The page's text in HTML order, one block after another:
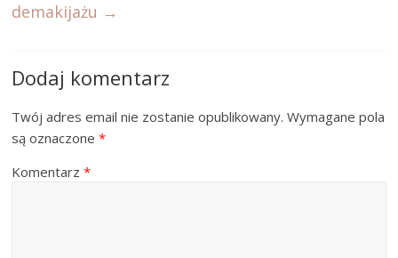
demakijażu →
Dodaj komentarz
Twój adres email nie zostanie opublikowany. Wymagane pola
są oznaczone*
Komentarz*